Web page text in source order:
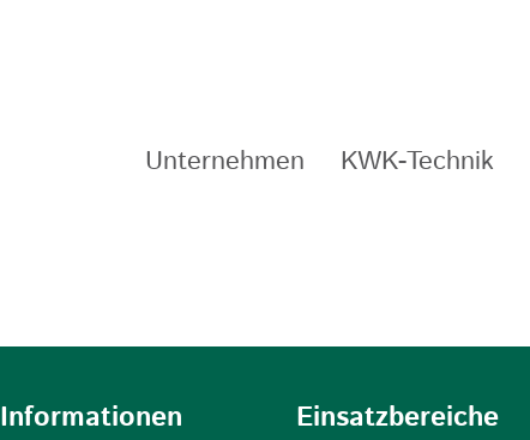
Unternehmen KWK-Technik
Informationen Einsatzbereiche